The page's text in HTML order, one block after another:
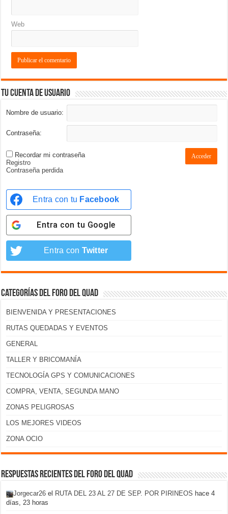
Web
Tu cuenta de usuario
Nombre de usuario:
Contraseña:
Recordar mi contraseña Acceder
Registro
Contraseña perdida
Entra con tu Facebook
Entra con tu Google
Entra con Twitter
Categorías del foro del Quad
BIENVENIDA Y PRESENTACIONES
RUTAS QUEDADAS Y EVENTOS
GENERAL
TALLER Y BRICOMANÍA
TECNOLOGÍA GPS Y COMUNICACIONES
COMPRA, VENTA, SEGUNDA MANO
ZONAS PELIGROSAS
LOS MEJORES VIDEOS
ZONA OCIO
Respuestas recientes del foro del Quad
Jorgecar26 el RUTA DEL 23 AL 27 DE SEP. POR PIRINEOS hace 4
días, 23 horas